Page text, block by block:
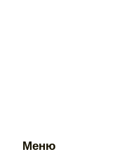
Меню